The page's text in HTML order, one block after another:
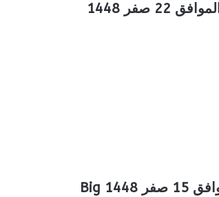
عروض بن داود خميس مشيط الأسبوعية 5 اغسطس 2026 الموافق 22 صفر 1448
عروض بن داود خميس مشيط الاسبوعية 29 يوليو 2026 الموافق 15 صفر 1448 Big